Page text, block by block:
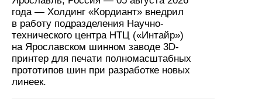
года — Холдинг «Кордиант» внедрил
в работу подразделения Научно-
технического центра НТЦ («Интайр»)
на Ярославском шинном заводе 3D-
принтер для печати полномасштабных
прототипов шин при разработке новых
линеек.